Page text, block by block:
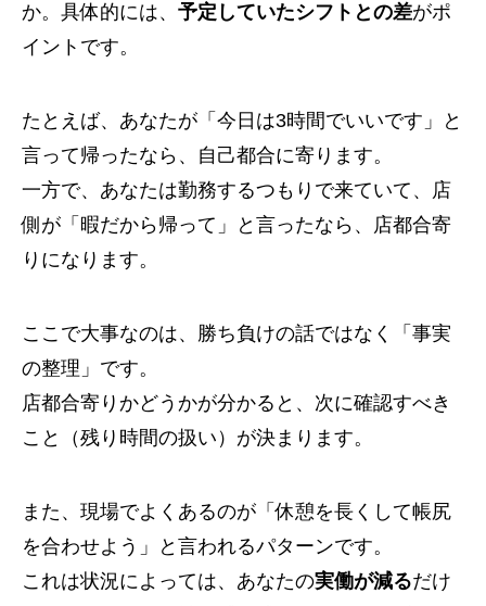
か。具体的には、 予定していたシフトとの差がポ
イントです。
たとえば、あなたが「今日は3時間でいいです」と
言って帰ったなら、自己都合に寄ります。
一方で、あなたは勤務するつもりで来ていて、店
側が「暇だから帰って」と言ったなら、店都合寄
りになります。
ここで大事なのは、勝ち負けの話ではなく「事実
の整理」です。
店都合寄りかどうかが分かると、次に確認すべき
こと（残り時間の扱い）が決まります。
また、現場でよくあるのが「休憩を長くして帳尻
を合わせよう」と言われるパターンです。
これは状況によっては、あなたの実働が減るだけ